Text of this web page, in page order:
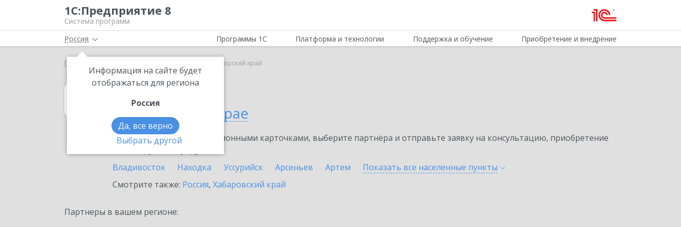
1С:Предприятие 8
Система программ
Россия
Информация на сайте будет
отображаться для региона
Россия
Да, все верно
Выбрать другой
Программы 1С Платформа и технологии Поддержка и обучение Приобретение и внедрение
Главная Приморский край
1С:Розница
в Приморском крае
Ознакомьтесь с информационными карточками, выберите партнёра и отправьте заявку на консультацию, приобретение
Владивосток
Находка Уссурийск Арсеньев Артем Показать все населенные пункты
Смотрите также: Россия, Хабаровский край
Партнеры в вашем регионе: